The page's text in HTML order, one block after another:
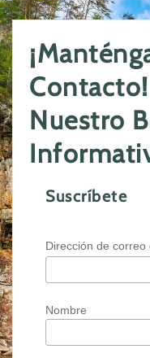
Contacto!
Nuestro
Suscríbete
Dirección de correo
Nombre